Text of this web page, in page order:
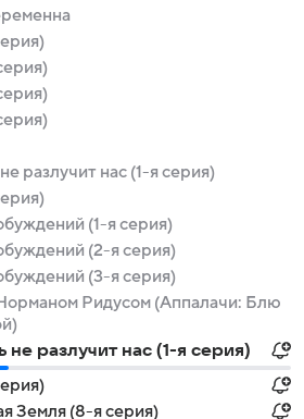
разлучит нас (1-я серия)
(1-я серия)
(2-я серия)
(3-я серия)
Ридусом (Аппалачи: Блю
не разлучит нас (1-я серия)
Земля (8-я серия)